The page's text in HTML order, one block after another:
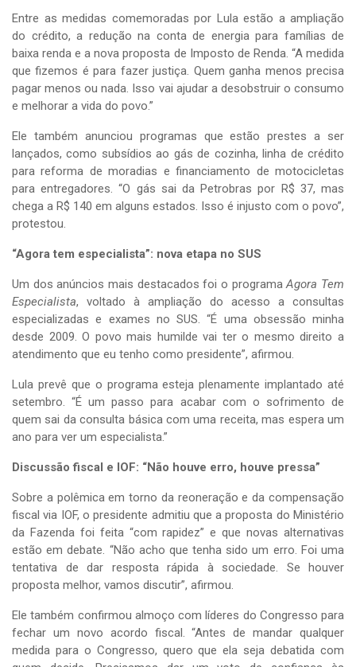
Entre as medidas comemoradas por Lula estão a ampliação
do crédito, a redução na conta de energia para famílias de
baixa renda e a nova proposta de Imposto de Renda. “A medida
que fizemos é para fazer justiça. Quem ganha menos precisa
pagar menos ou nada. Isso vai ajudar a desobstruir o consumo
e melhorar a vida do povo.”
Ele também anunciou programas que estão prestes a ser
lançados, como subsídios ao gás de cozinha, linha de crédito
para reforma de moradias e financiamento de motocicletas
para entregadores. “O gás sai da Petrobras por R$ 37, mas
chega a R$ 140 em alguns estados. Isso é injusto com o povo”,
protestou.
“Agora tem especialista”: nova etapa no SUS
Um dos anúncios mais destacados foi o programaAgora Tem
Especialista, voltado à ampliação do acesso a consultas
especializadas e exames no SUS. “É uma obsessão minha
desde 2009. O povo mais humilde vai ter o mesmo direito a
atendimento que eu tenho como presidente”, afirmou.
Lula prevê que o programa esteja plenamente implantado até
setembro. “É um passo para acabar com o sofrimento de
quem sai da consulta básica com uma receita, mas espera um
ano para ver um especialista.”
Discussão fiscal e IOF: “Não houve erro, houve pressa”
Sobre a polêmica em torno da reoneração e da compensação
fiscal via IOF, o presidente admitiu que a proposta do Ministério
da Fazenda foi feita “com rapidez” e que novas alternativas
estão em debate. “Não acho que tenha sido um erro. Foi uma
tentativa de dar resposta rápida à sociedade. Se houver
proposta melhor, vamos discutir”, afirmou.
Ele também confirmou almoço com líderes do Congresso para
fechar um novo acordo fiscal. “Antes de mandar qualquer
medida para o Congresso, quero que ela seja debatida com